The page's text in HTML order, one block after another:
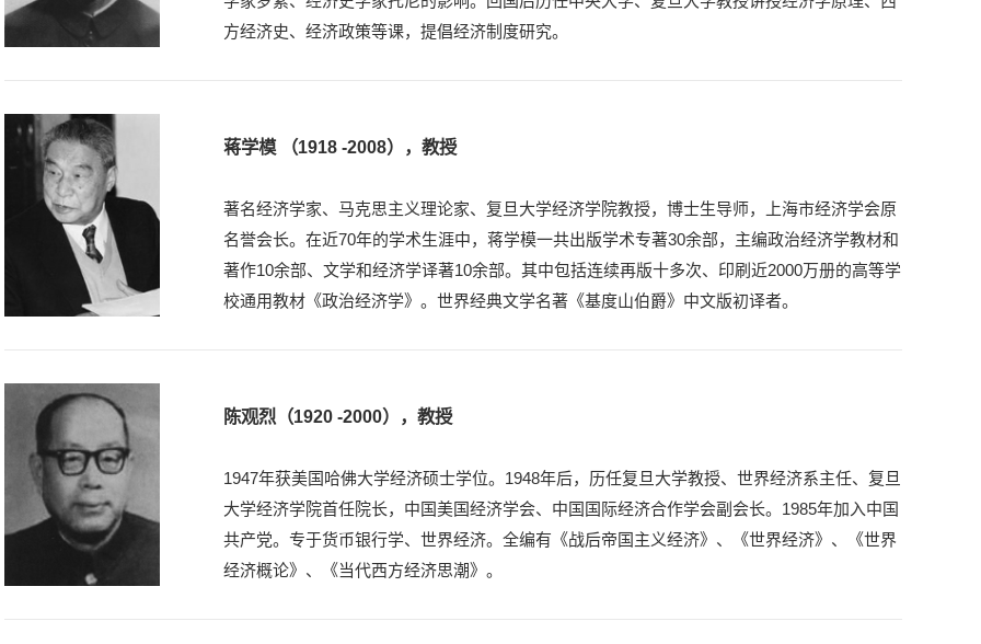
方经济史、经济政策等课，提倡经济制度研究。
蒋学模 （1918 -2008），教授
著名经济学家、马克思主义理论家、复旦大学经济学院教授，博士生导师，上海市经济学会原
名誉会长。在近70年的学术生涯中，蒋学模一共出版学术专著30余部，主编政治经济学教材和
著作10余部、文学和经济学译著10余部。其中包括连续再版十多次、印刷近2000万册的高等学
校通用教材《政治经济学》。世界经典文学名著《基度山伯爵》中文版初译者。
陈观烈（1920 -2000），教授
1947年获美国哈佛大学经济硕士学位。1948年后，历任复旦大学教授、世界经济系主任、复旦
大学经济学院首任院长，中国美国经济学会、中国国际经济合作学会副会长。1985年加入中国
共产党。专于货币银行学、世界经济。全编有《战后帝国主义经济》、《世界经济》、《世界
经济概论》、《当代西方经济思潮》。